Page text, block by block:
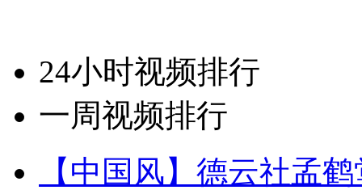
24小时视频排行
一周视频排行
【中国风】德云社孟